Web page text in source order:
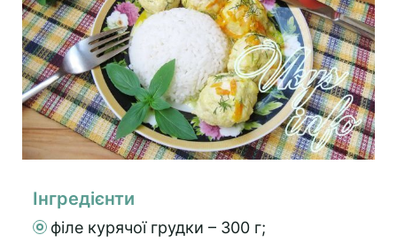
Інгредієнти
філе курячої грудки – 300 г;